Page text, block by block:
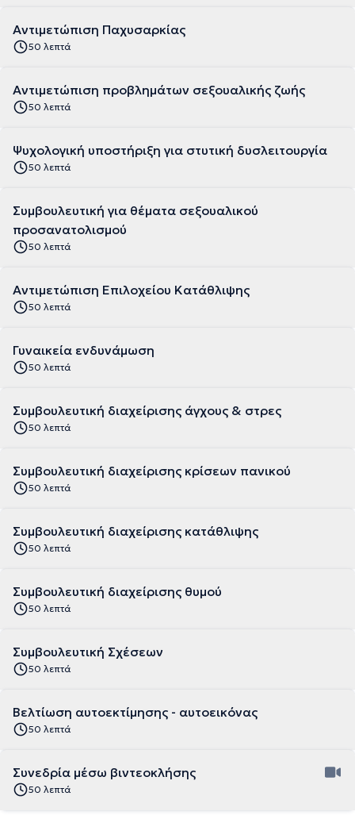
Αντιμετώπιση Παχυσαρκίας
50 λεπτά
Αντιμετώπιση προβλημάτων σεξουαλικής ζωής
50 λεπτά
Ψυχολογική υποστήριξη για στυτική δυσλειτουργία
50 λεπτά
Συμβουλευτική για θέματα σεξουαλικού
προσανατολισμού
50 λεπτά
Αντιμετώπιση Επιλοχείου Κατάθλιψης
50 λεπτά
Γυναικεία ενδυνάμωση
50 λεπτά
Συμβουλευτική διαχείρισης άγχους & στρες
50 λεπτά
Συμβουλευτική διαχείρισης κρίσεων πανικού
50 λεπτά
Συμβουλευτική διαχείρισης κατάθλιψης
50 λεπτά
Συμβουλευτική διαχείρισης θυμού
50 λεπτά
Συμβουλευτική Σχέσεων
50 λεπτά
Βελτίωση αυτοεκτίμησης - αυτοεικόνας
50 λεπτά
Συνεδρία μέσω βιντεοκλήσης
50 λεπτά